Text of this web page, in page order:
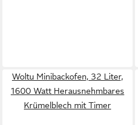
Woltu Minibackofen, 32 Liter,
1600 Watt Herausnehmbares
Krümelblech mit Timer